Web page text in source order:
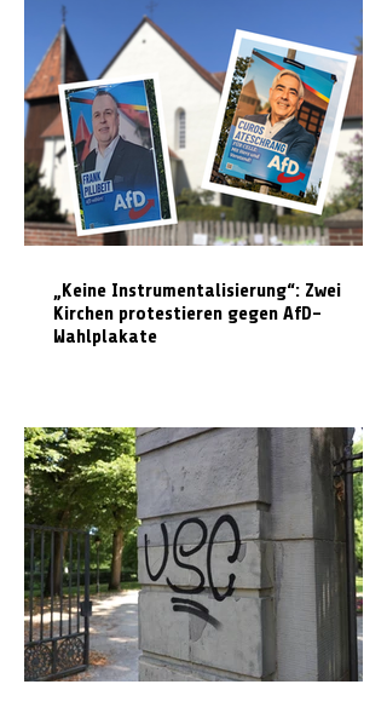
„Keine Instrumentalisierung“: Zwei
Kirchen protestieren gegen AfD-
Wahlplakate